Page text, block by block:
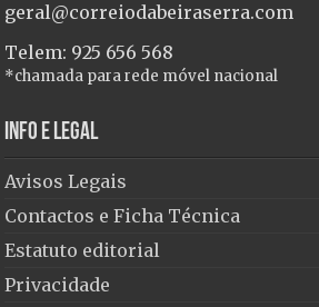
geral@correiodabeiraserra.com
Telem: 925 656 568
*chamada para rede móvel nacional
Info e Legal
Avisos Legais
Contactos e Ficha Técnica
Estatuto editorial
Privacidade